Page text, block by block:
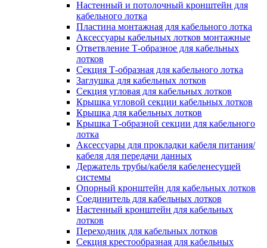
Настенный и потолочный кронштейн для
кабельного лотка
Пластина монтажная для кабельного лотка
Аксессуары кабельных лотков монтажные
Ответвление Т-образное для кабельных
лотков
Секция Т-образная для кабельного лотка
Заглушка для кабельных лотков
Секция угловая для кабельных лотков
Крышка угловой секции кабельных лотков
Крышка для кабельных лотков
Крышка Т-образной секции для кабельного
лотка
Аксессуары для прокладки кабеля питания/
кабеля для передачи данных
Держатель трубы/кабеля кабеленесущей
системы
Опорный кронштейн для кабельных лотков
Соединитель для кабельных лотков
Настенный кронштейн для кабельных
лотков
Переходник для кабельных лотков
Секция крестообразная для кабельных